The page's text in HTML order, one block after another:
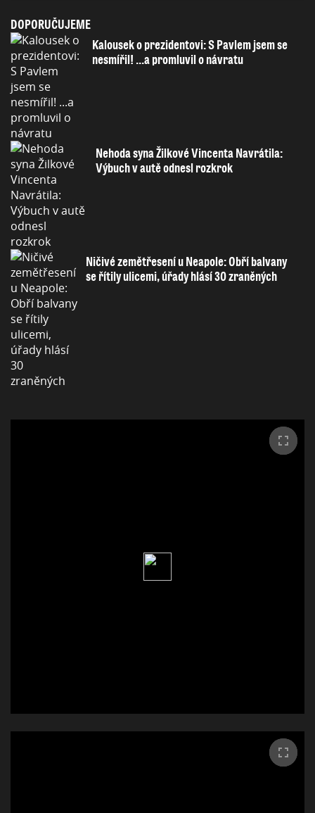
DOPORUČUJEME
Kalousek o prezidentovi: S Pavlem jsem se
nesmířil! ...a promluvil o návratu
Nehoda syna Žilkové Vincenta Navrátila:
Výbuch v autě odnesl rozkrok
Ničivé zemětřesení u Neapole: Obří balvany
se řítily ulicemi, úřady hlásí 30 zraněných